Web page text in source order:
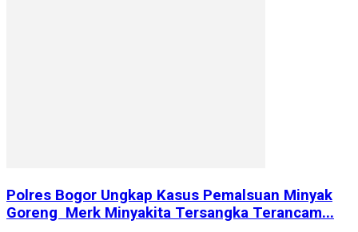
Polres Bogor Ungkap Kasus Pemalsuan Minyak
Goreng Merk Minyakita Tersangka Terancam...